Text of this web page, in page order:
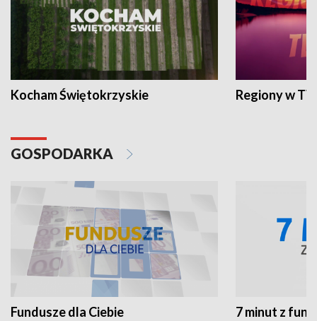
Kocham Świętokrzyskie Regiony w
GOSPODARKA
Fundusze dla Ciebie 7 minut z